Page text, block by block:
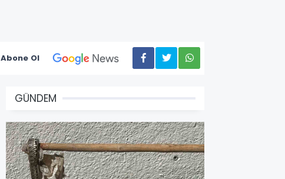
Abone Ol
GÜNDEM